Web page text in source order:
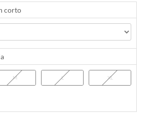
corto
M L XL